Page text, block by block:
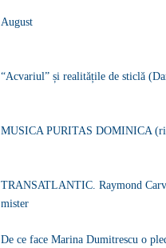
August
“Acvariul” și realitățile de sticlă
MUSICA PURITAS DOMINICA
TRANSATLANTIC. Raymond
mister
De ce face Marina Dumitrescu o